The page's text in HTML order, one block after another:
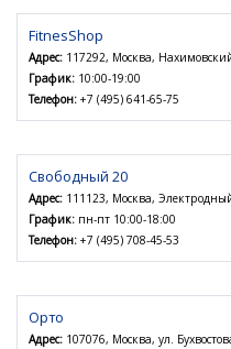
FitnesShop
Адрес: 117292, Москва,
График: 10:00-19:00
Телефон: +7 (495) 641-65-75
Свободный 20
Адрес: 111123, Москва,
График: пн-пт 10:00-18:00
Телефон: +7 (495) 708-45-53
Орто
Адрес: 107076, Москва, ул.